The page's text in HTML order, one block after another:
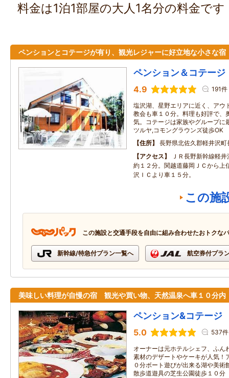
料金は1泊1部屋の大人1名分の料金で
ペンションとコテージが有り、観光レジャーに好立地な小さな宿
ペンション＆コテー
4.9 191件
塩沢湖、星野エリアに近く、アウ
教会も車１０分。料理も好評で、
気。コテージは家族やグループに
ツルヤ,コモングラウンズ徒歩OK
住所
長野県北佐久郡軽井沢
アクセス
ＪＲ長野新幹線軽
約１２分。関越道藤岡ＪＣから上
沢ＩＣより車１５分。
この施
この施設と交通手段を自由に組み合わせたおトクな
新幹線/特急付プラン一覧へ 航空券付プラ
美味しい料理が自慢の宿 観光や買い物、天然温泉へ車１０分内
ペンション&コテー
5.0 537件
オーナーは元ホテルシェフ、ふん
素材のデザートやケーキが人気！
０分ボート遊びが出来る湖や美術
散歩道遊具の芝生公園徒歩１０分